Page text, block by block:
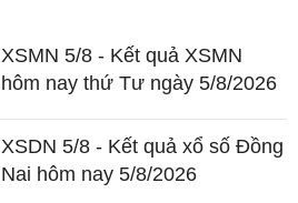
XSMN 5/8 - Kết quả XSMN
hôm nay thứ Tư ngày 5/8/2026
XSDN 5/8 - Kết quả xổ số Đồng
Nai hôm nay 5/8/2026